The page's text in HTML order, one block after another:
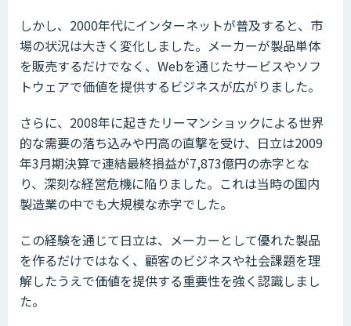
しかし、2000年代にインターネットが普及すると、市
場の状況は大きく変化しました。メーカーが製品単体
を販売するだけでなく、Webを通じたサービスやソフ
トウェアで価値を提供するビジネスが広がりました。
さらに、2008年に起きたリーマンショックによる世界
的な需要の落ち込みや円高の直撃を受け、日立は2009
年3月期決算で連結最終損益が7,873億円の赤字とな
り、深刻な経営危機に陥りました。これは当時の国内
製造業の中でも大規模な赤字でした。
この経験を通じて日立は、メーカーとして優れた製品
を作るだけではなく、顧客のビジネスや社会課題を理
解したうえで価値を提供する重要性を強く認識しまし
た。